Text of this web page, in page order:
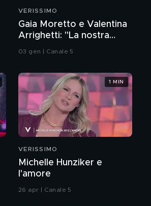
VERISSIMO
Gaia Moretto e Valentina
Arrighetti: "La nostra
vittoria più grande"
03 gen | Canale 5
VERISSIMO
Michelle Hunziker e
l'amore
26 apr | Canale 5
1 MIN